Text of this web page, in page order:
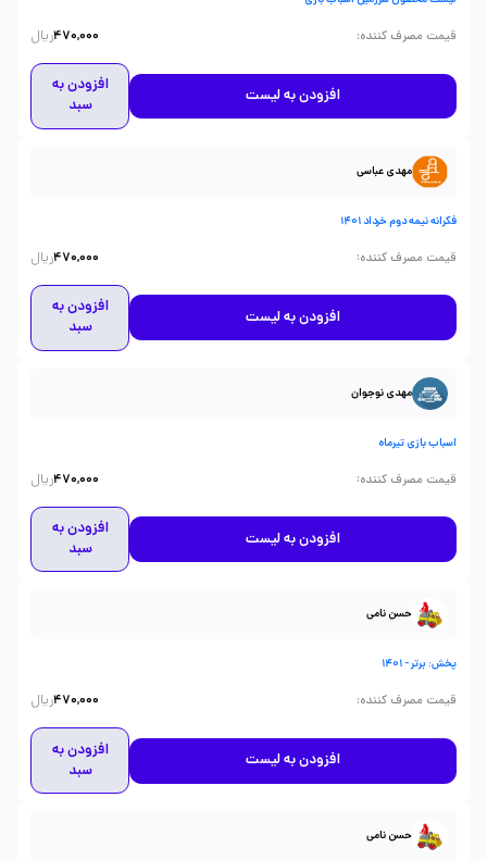
قیمت مصرف کننده:
470,000ریال
افزودن به لیست
افزودن به
سبد
مهدی عباسی
فکرانه نیمه دوم خرداد 1401
قیمت مصرف کننده:
470,000ریال
افزودن به لیست
افزودن به
سبد
مهدی نوجوان
اسباب بازی تیرماه
قیمت مصرف کننده:
470,000ریال
افزودن به لیست
افزودن به
سبد
حسن نامی
پخش: برتر - 1401
قیمت مصرف کننده:
470,000ریال
افزودن به لیست
افزودن به
سبد
حسن نامی